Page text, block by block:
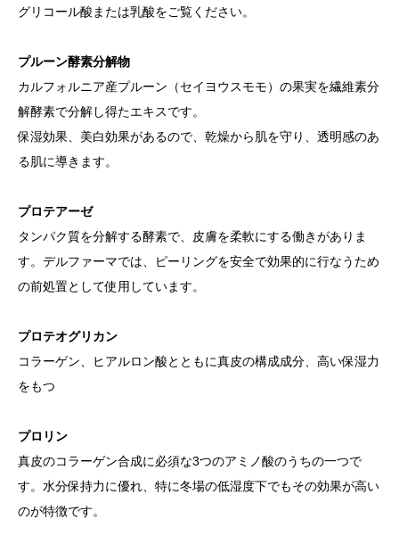
グリコール酸または乳酸をご覧ください。
プルーン酵素分解物
カルフォルニア産プルーン（セイヨウスモモ）の果実を繊維素分
解酵素で分解し得たエキスです。
保湿効果、美白効果があるので、乾燥から肌を守り、透明感のあ
る肌に導きます。
プロテアーゼ
タンパク質を分解する酵素で、皮膚を柔軟にする働きがありま
す。デルファーマでは、ピーリングを安全で効果的に行なうため
の前処置として使用しています。
プロテオグリカン
コラーゲン、ヒアルロン酸とともに真皮の構成成分、高い保湿力
をもつ
プロリン
真皮のコラーゲン合成に必須な3つのアミノ酸のうちの一つで
す。水分保持力に優れ、特に冬場の低湿度下でもその効果が高い
のが特徴です。